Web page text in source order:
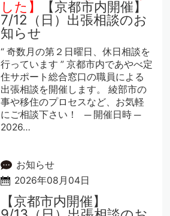
した】
【京都市内開催】
7/12（日）出張相談のお
知らせ
“ 奇数月の第２日曜日、休日相談を
行っています ” 京都市内であやべ定
住サポート総合窓口の職員による
出張相談を開催します。 綾部市の
事や移住のプロセスなど、お気軽
にご相談下さい！ ─ 開催日時 ─
2026…
お知らせ
2026年08月04日
【京都市内開催】